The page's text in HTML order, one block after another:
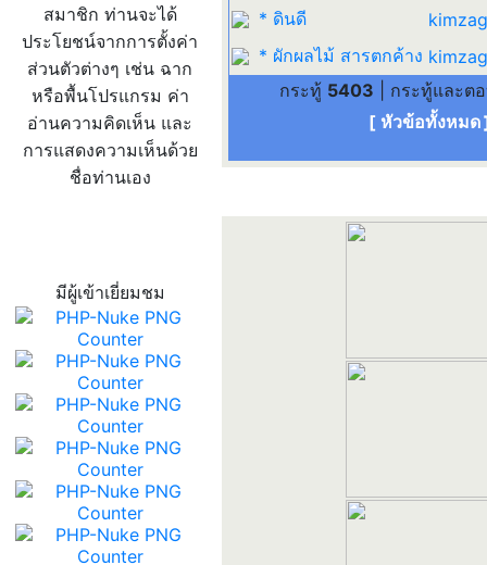
สมาชิก ท่านจะได้
ประโยชน์จากการตั้งค่า
ส่วนตัวต่างๆ เช่น ฉาก
หรือพื้นโปรแกรม ค่า
อ่านความคิดเห็น และ
การแสดงความเห็นด้วย
ชื่อท่านเอง
มีผู้เข้าเยี่ยมชม
* ดินดี
* ผักผลไม้ สารตกค้าง
กระทู้ 5403 | กระทู้และต
[ หัวข้อทั้งหมด